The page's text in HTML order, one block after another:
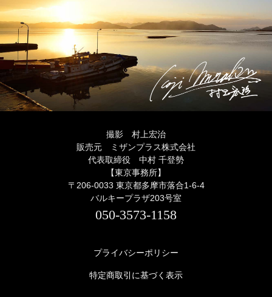
撮影 村上宏治
販売元 ミザンプラス株式会社
代表取締役 中村 千登勢
【東京事務所】
〒206-0033 東京都多摩市落合1-6-4
バルキープラザ203号室
050-3573-1158
プライバシーポリシー
特定商取引に基づく表示